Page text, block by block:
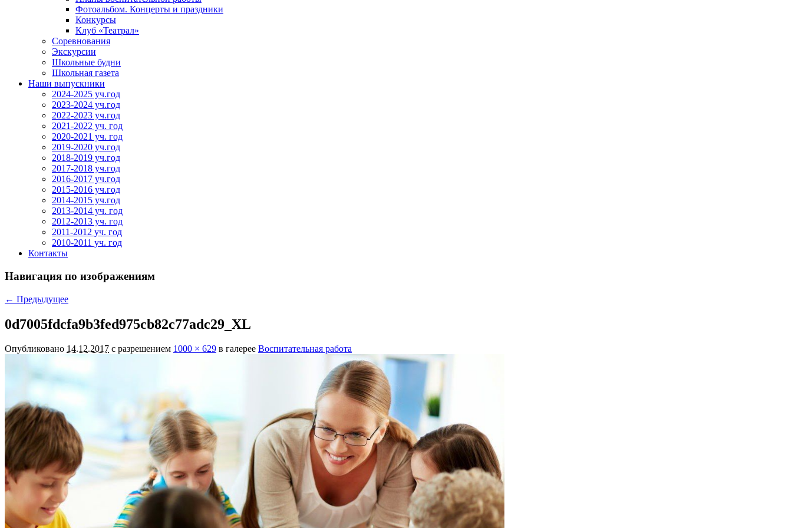
Фотоальбом. Концерты и праздники
Конкурсы
Клуб «Театрал»
Соревнования
Экскурсии
Школьные будни
Школьная газета
Наши выпускники
2024-2025 уч.год
2023-2024 уч.год
2022-2023 уч.год
2021-2022 уч. год
2020-2021 уч. год
2019-2020 уч.год
2018-2019 уч.год
2017-2018 уч.год
2016-2017 уч.год
2015-2016 уч.год
2014-2015 уч.год
2013-2014 уч. год
2012-2013 уч. год
2011-2012 уч. год
2010-2011 уч. год
Контакты
Навигация по изображениям
← Предыдущее
0d7005fdcfa9b3fed975cb82c77adc29_XL
Опубликовано 14.12.2017 с разрешением 1000 × 629 в галерее Воспитательная работа